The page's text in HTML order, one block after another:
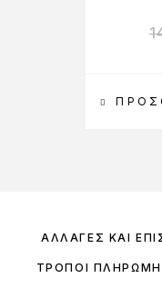
ΑΛΛΑΓΈΣ ΚΑΙ
ΤΡΌΠΟΙ